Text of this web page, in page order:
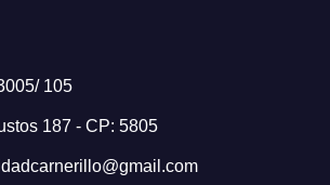
105
187 - CP: 5805